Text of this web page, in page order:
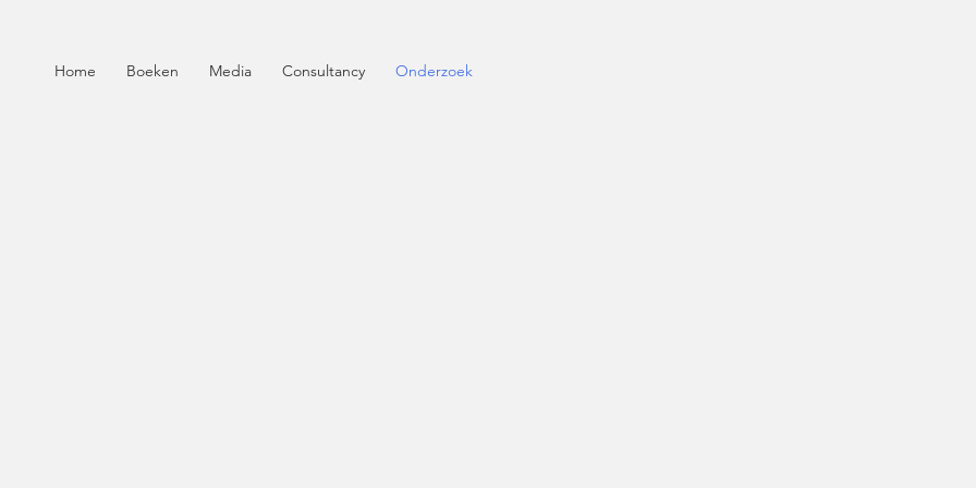
Home Boeken Media Consultancy Onderzoek